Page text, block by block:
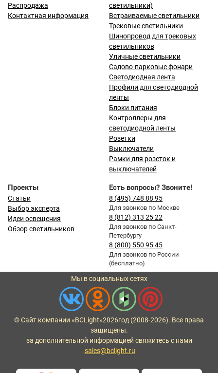
Распродажа
Контактная информация
светильники)
Встраиваемые светильники
Трековые светильники
Шинопровод для трековых
светильников
Уличные светильники
Садово-парковые фонари
Светодиодная лента
Профили для светодиодной
ленты
Блоки питания
Контроллеры для
светодиодной ленты
Розетки
Выключатели
Рамки для розеток и
выключателей
Проекты
Статьи
Выбор эксперта
Идеи освещения
Обзор светильников
Есть вопросы? Звоните!
8 (495) 748 88 95
Для звонков по Москве
8 (812) 313 25 22
Для звонков по Санкт-
Петербургу
8 (800) 550 95 45
Для звонков по России
(бесплатно)
Мы в социальных сетях
© Сайт компании «BCLight»2026год (2008-2026). Все права
защищены.
за дополнительной информацией свяжитесь с нами
sales@bclight.ru